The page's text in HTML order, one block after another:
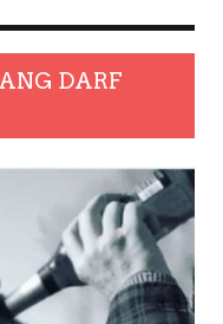
DARF